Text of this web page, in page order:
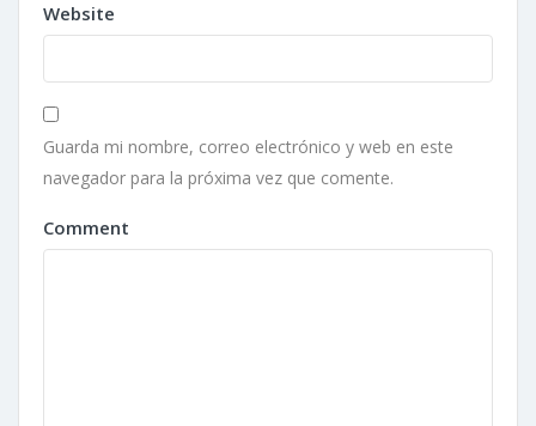
Website
Guarda mi nombre, correo electrónico y web en este
navegador para la próxima vez que comente.
Comment